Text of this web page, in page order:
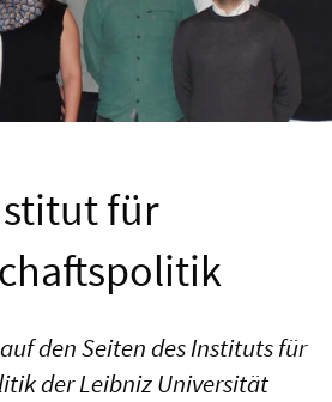
für
den Seiten des Instituts für
der Leibniz Universität